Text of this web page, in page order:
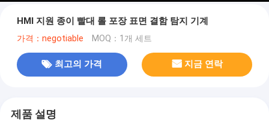
HMI 지원 종이 빨대 롤 포장 표면 결함 탐지 기계
가격：negotiable MOQ：1개 세트
최고의 가격 지금 연락
제품 설명